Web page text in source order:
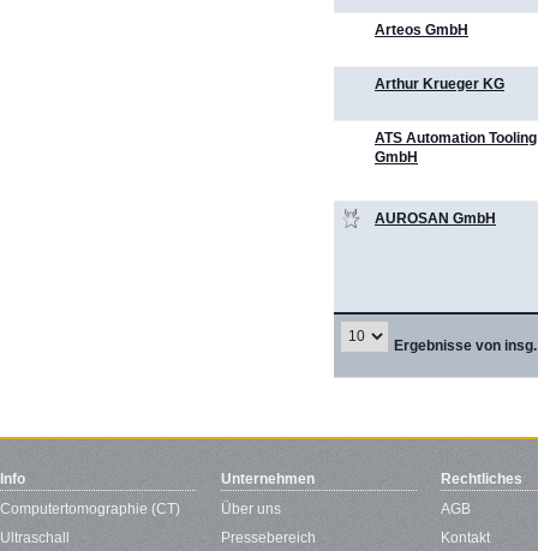
Ergebnisse von
Arteos GmbH
Arthur Krueger KG
ATS Automation
GmbH
AUROSAN GmbH
Info
Computertomographie (CT)
Ultraschall
Unternehmen
Über uns
Pressebereich
Rechtliches
AGB
Kontakt